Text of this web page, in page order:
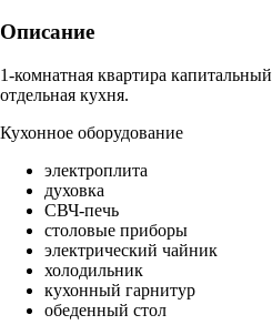
Описание
1-комнатная квартира
отдельная кухня.
Кухонное оборудование
электроплита
духовка
СВЧ-печь
столовые приборы
электрический чайник
холодильник
кухонный гарнитур
обеденный стол